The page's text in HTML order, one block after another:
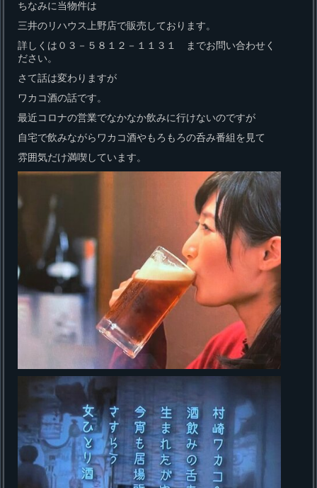
ちなみに当物件は
三井のリハウス上野店で販売しております。
詳しくは０３－５８１２－１１３１ までお問い合わせく
ださい。
さて話は変わりますが
ワカコ酒の話です。
最近コロナの営業でなかなか飲みに行けないのですが
自宅で飲みながらワカコ酒やもろもろの呑み番組を見て
雰囲気だけ満喫しています。